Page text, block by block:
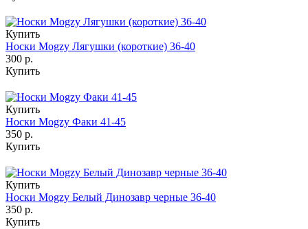
Купить
Носки Mogzy Лягушки (короткие) 36-40
300 р.
Купить
Купить
Носки Mogzy Факи 41-45
350 р.
Купить
Купить
Носки Mogzy Белый Динозавр черные 36-40
350 р.
Купить